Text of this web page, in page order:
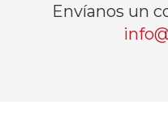
Envíanos un